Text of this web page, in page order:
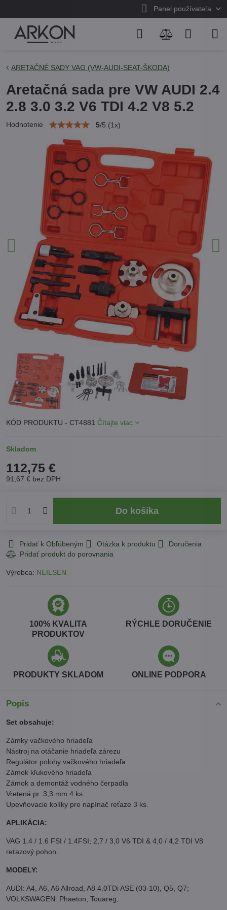
Panel používateľa
ARETAČNÉ SADY VAG (VW-AUDI-SEAT-ŠKODA)
Aretačná sada pre VW AUDI 2.4
2.8 3.0 3.2 V6 TDI 4.2 V8 5.2
Hodnotenie 5/5 (1x)
KÓD PRODUKTU - CT4881 Čítajte viac
Skladom
112,75 €
91,67 € bez DPH
Do košíka
Pridať k Obľúbeným Otázka k produktu Doručenia
Výrobca: NEILSEN
100% KVALITA
PRODUKTOV
RÝCHLE DORUČENIE
PRODUKTY SKLADOM ONLINE PODPORA
Popis
Set obsahuje:
Zámky vačkového hriadeľa
Nástroj na otáčanie hriadeľa zárezu
Regulátor polohy vačkového hriadeľa
Zámok kľukového hriadeľa
Zámok a demontáž vodného čerpadla
Vretená pr. 3,3 mm 4 ks.
Upevňovacie kolíky pre napínač reťaze 3 ks.
APLIKÁCIA:
VAG 1.4 / 1.6 FSI / 1.4FSI; 2,7 / 3,0 V6 TDI & 4,0 / 4,2 TDI V8
reťazový pohon.
MODELY:
AUDI: A4, A6, A6 Allroad, A8 4.0TDi ASE (03-10), Q5, Q7;
VOLKSWAGEN: Phaeton, Touareg,